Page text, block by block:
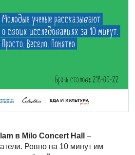
в Milo Concert Hall –
Ровно на 10 минут им